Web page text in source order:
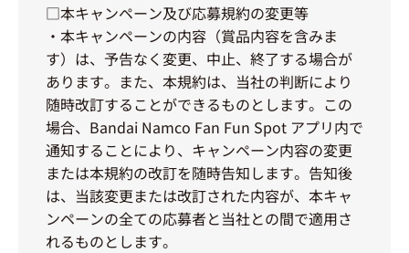
□本キャンペーン及び応募規約の変更等
・本キャンペーンの内容（賞品内容を含みま
す）は、予告なく変更、中止、終了する場合が
あります。また、本規約は、当社の判断により
随時改訂することができるものとします。この
場合、Bandai Namco Fan Fun Spot アプリ内で
通知することにより、キャンペーン内容の変更
または本規約の改訂を随時告知します。告知後
は、当該変更または改訂された内容が、本キャ
ンペーンの全ての応募者と当社との間で適用さ
れるものとします。